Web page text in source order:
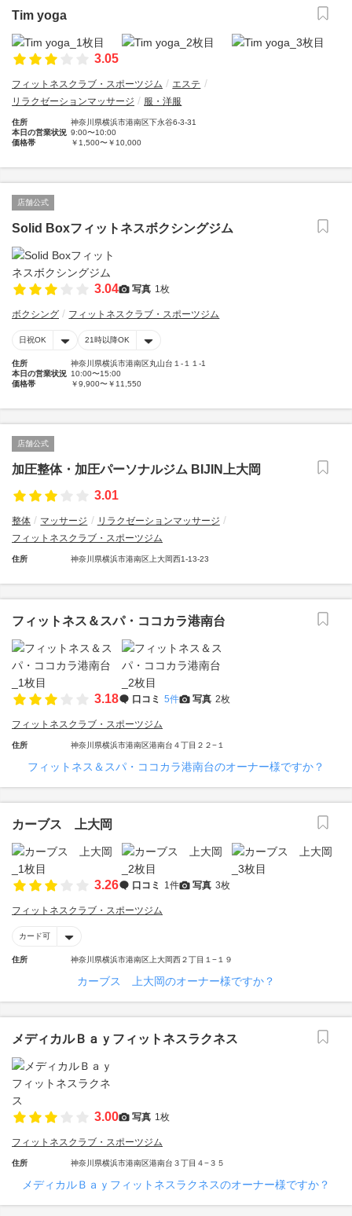
Tim yoga
3.05
フィットネスクラブ・スポーツジム
エステ
リラクゼーションマッサージ
服・洋服
住所
神奈川県横浜市港南区下永谷6-3-31
本日の営業状況 9:00〜10:00
価格帯
￥1,500〜￥10,000
店舗公式
Solid Boxフィットネスボクシングジム
3.04 写真 1枚
ボクシング フィットネスクラブ・スポーツジム
日祝OK 21時以降OK
住所
神奈川県横浜市港南区丸山台１-１１-1
本日の営業状況 10:00〜15:00
価格帯
￥9,900〜￥11,550
店舗公式
加圧整体・加圧パーソナルジム BIJIN上大岡
3.01
整体 マッサージ
リラクゼーションマッサージ
フィットネスクラブ・スポーツジム
住所 神奈川県横浜市港南区上大岡西1-13-23
フィットネス＆スパ・ココカラ港南台
3.18 口コミ 5件 写真 2枚
フィットネスクラブ・スポーツジム
住所 神奈川県横浜市港南区港南台４丁目２２−１
フィットネス＆スパ・ココカラ港南台のオーナー様ですか？
カーブス 上大岡
3.26 口コミ 1件 写真 3枚
フィットネスクラブ・スポーツジム
カード可
住所 神奈川県横浜市港南区上大岡西２丁目１−１９
カーブス 上大岡のオーナー様ですか？
メディカルＢａｙフィットネスラクネス
3.00 写真 1枚
フィットネスクラブ・スポーツジム
住所 神奈川県横浜市港南区港南台３丁目４−３５
メディカルＢａｙフィットネスラクネスのオーナー様ですか？